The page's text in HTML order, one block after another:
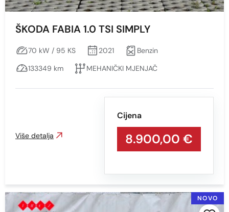
ŠKODA FABIA 1.0 TSI SIMPLY
70 kW / 95 KS 2021
Benzin
133349 km
MEHANIČKI MJENJAČ
Cijena
8.900,00 €
Više detalja
NOVO